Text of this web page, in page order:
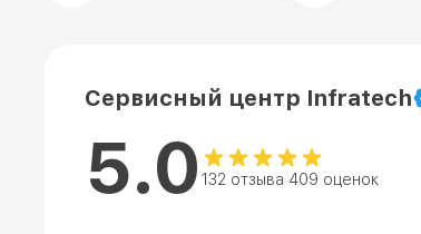
Сервисный центр Infratech
5.0 132 отзыва 409 оценок